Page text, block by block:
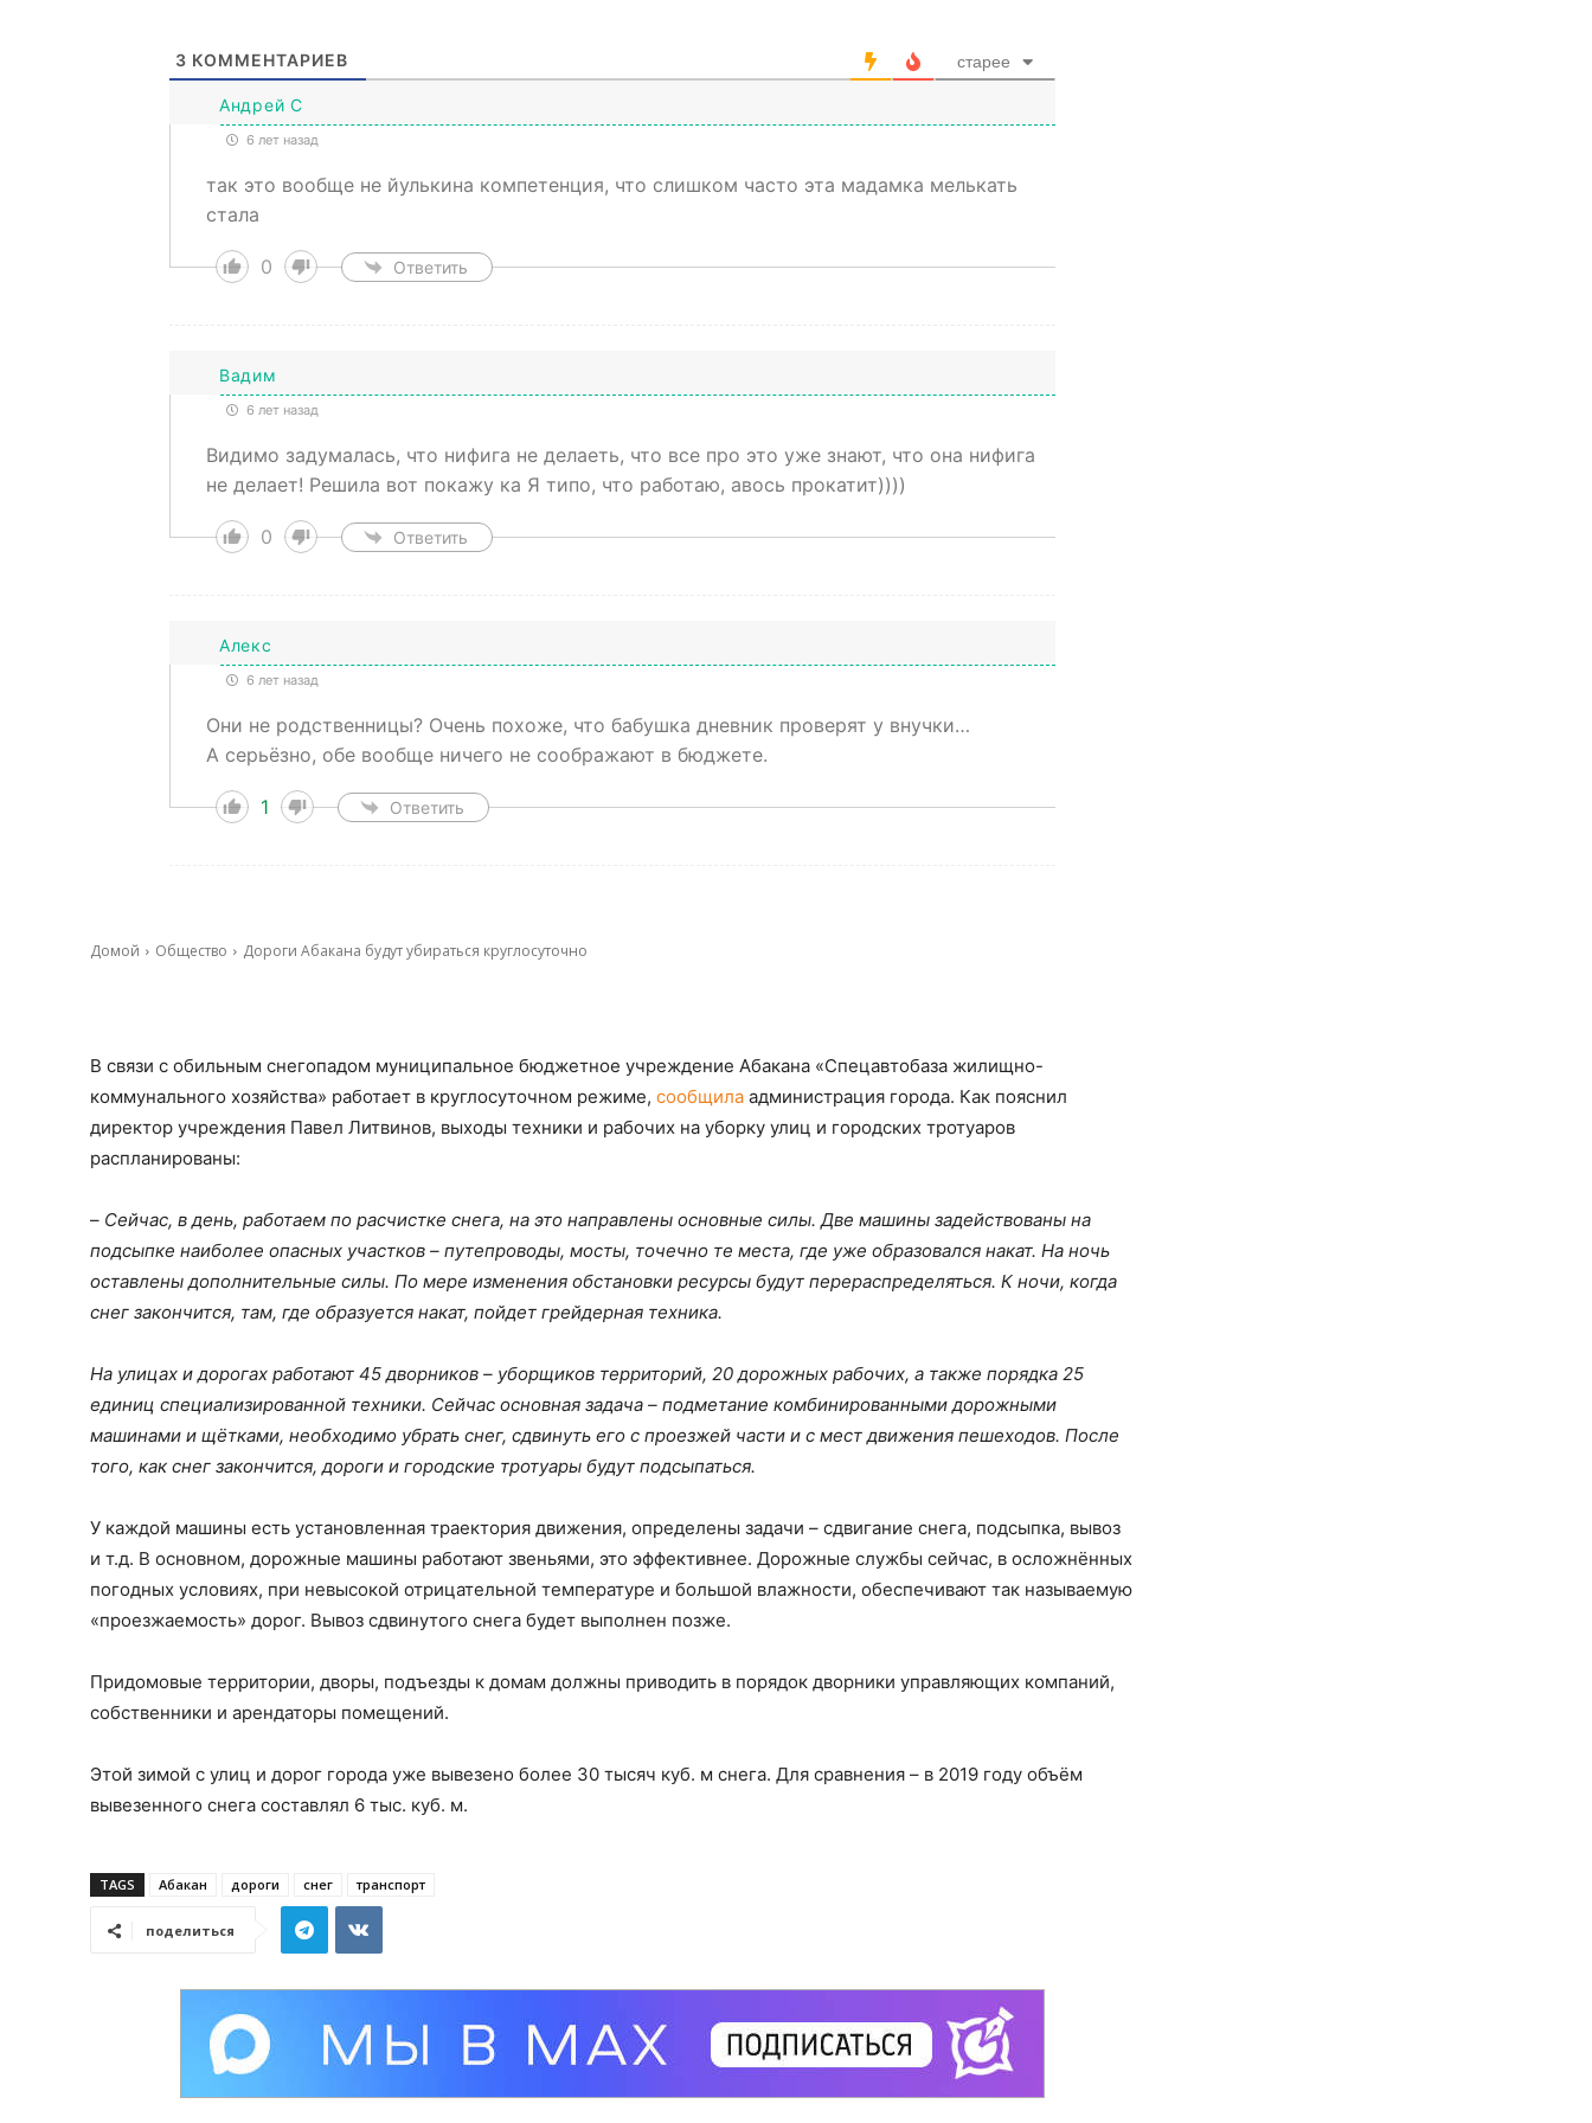
3 КОММЕНТАРИЕВ старее
Aндрей С
6 лет назад
так это вообще не йулькина компетенция, что слишком часто эта мадамка мелькать
стала
0 Ответить
Вадим
6 лет назад
Видимо задумалась, что нифига не делаеть, что все про это уже знают, что она нифига
не делает! Решила вот покажу ка Я типо, что работаю, авось прокатит))))
0 Ответить
Алекс
6 лет назад
Они не родственницы? Очень похоже, что бабушка дневник проверят у внучки…
А серьёзно, обе вообще ничего не соображают в бюджете.
1 Ответить